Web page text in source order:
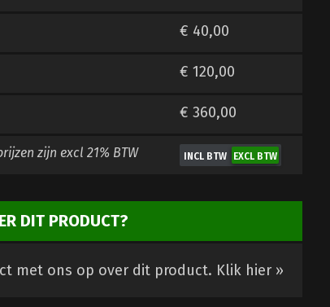
€ 40,00
€ 120,00
€ 360,00
zijn excl 21% BTW
DIT PRODUCT?
met ons op over dit product. Klik hier »